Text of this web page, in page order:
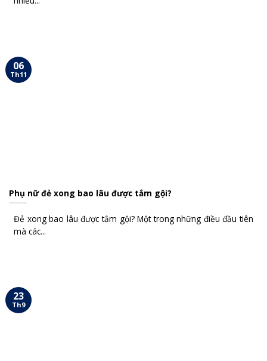
Phụ nữ đẻ xong bao lâu được tắm gội?
Đẻ xong bao lâu được tắm gội? Một trong những điều đầu tiên
mà các...
06
Th11
23
Th9